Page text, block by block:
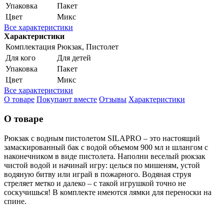
Упаковка
Пакет
Цвет
Микс
Все характеристики
Характеристики
Комплектация Рюкзак, Пистолет
Для кого
Для детей
Упаковка
Пакет
Цвет
Микс
Все характеристики
О товаре Покупают вместе Отзывы Характеристики
О товаре
Рюкзак с водным пистолетом SILAPRO – это настоящий
замаскированный бак с водой объемом 900 мл и шлангом с
наконечником в виде пистолета. Наполни веселый рюкзак
чистой водой и начинай игру: целься по мишеням, устой
водяную битву или играй в пожарного. Водяная струя
стреляет метко и далеко – с такой игрушкой точно не
соскучишься! В комплекте имеются лямки для переноски на
спине.